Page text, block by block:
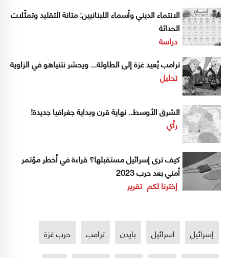
الانتماء الديني وأسماء اللبنانيين: متانة التقليد وتمثّلات
الحداثة
دراسة
ترامب يُعيد غزة إلى الطاولة... ويحشر نتنياهو في الزاوية
تحليل
الشرق الأوسط.. نهاية قرن وبداية جغرافيا جديدة!
رأي
كيف ترى إسرائيل مستقبلها؟ قراءة في أخطر مؤتمر
أمني بعد حرب 2023
إخترنا لكم تقرير
إسرائيل اسرائيل بايدن ترامب حرب غزة